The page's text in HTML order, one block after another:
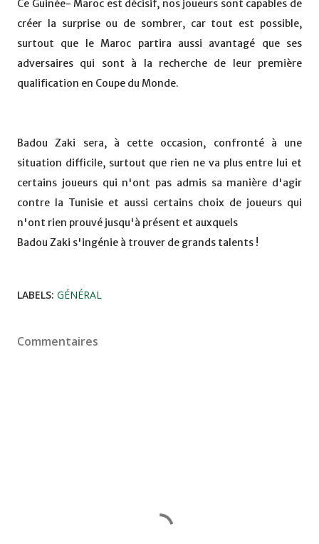
Ce Guinée- Maroc est décisif, nos joueurs sont capables de
créer la surprise ou de sombrer, car tout est possible,
surtout que le Maroc partira aussi avantagé que ses
adversaires qui sont à la recherche de leur première
qualification en Coupe du Monde.
Badou Zaki sera, à cette occasion, confronté à une
situation difficile, surtout que rien ne va plus entre lui et
certains joueurs qui n'ont pas admis sa manière d'agir
contre la Tunisie et aussi certains choix de joueurs qui
n'ont rien prouvé jusqu'à présent et auxquels
Badou Zaki s'ingénie à trouver de grands talents !
LABELS: GÉNÉRAL
Commentaires